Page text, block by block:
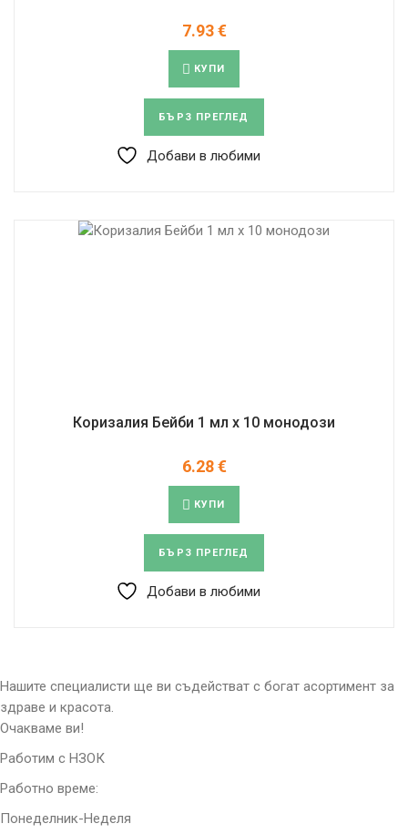
7.93€
КУПИ
БЪРЗ ПРЕГЛЕД
Добави в любими
Коризалия Бейби 1 мл х 10 монодози
6.28€
КУПИ
БЪРЗ ПРЕГЛЕД
Добави в любими
Нашите специалисти ще ви съдействат с богат асортимент за
здраве и красота.
Очакваме ви!
Работим с НЗОК
Работно време:
Понеделник-Неделя